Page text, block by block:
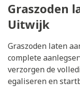
Graszoden
Uitwijk
Graszoden laten
complete
verzorgen de
egaliseren en